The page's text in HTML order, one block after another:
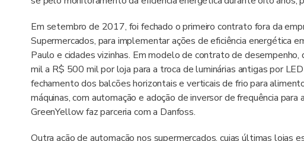
Em setembro de 2017, foi fechado o primeiro contrato fora da
Supermercados, para implementar ações de eficiência energética
Paulo e cidades vizinhas. Em modelo de contrato de
mil a R$ 500 mil por loja para a troca de luminárias antigas por
fechamento dos balcões horizontais e verticais de frio para
máquinas, com automação e adoção de inversor de frequência
GreenYellow faz parceria com a Danfoss.
Outra ação de automação nos supermercados, cujas últimas lojas